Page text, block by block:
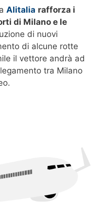
Alitalia rafforza i
di Milano e le
di nuovi
di alcune rotte
il vettore andrà ad
tra Milano